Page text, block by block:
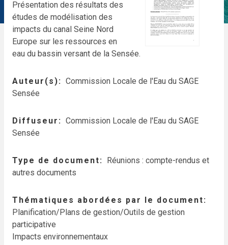
Présentation des résultats des
études de modélisation des
impacts du canal Seine Nord
Europe sur les ressources en
eau du bassin versant de la Sensée.
Auteur(s)
Commission Locale de l'Eau du SAGE
Sensée
Diffuseur
Commission Locale de l'Eau du SAGE
Sensée
Type de document
Réunions : compte-rendus et
autres documents
Thématiques abordées par le document
Planification/Plans de gestion/Outils de gestion
participative
Impacts environnementaux